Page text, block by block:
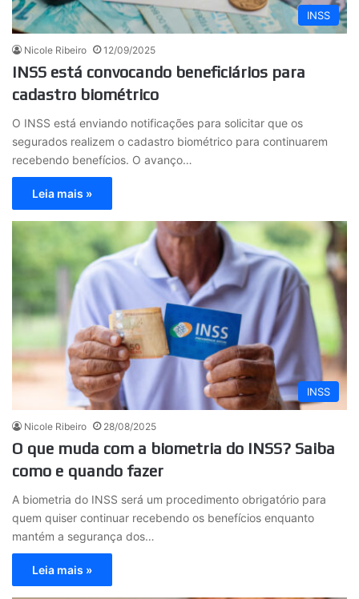
INSS
Nicole Ribeiro 12/09/2025
INSS está convocando beneficiários para
cadastro biométrico
O INSS está enviando notificações para solicitar que os
segurados realizem o cadastro biométrico para continuarem
recebendo benefícios. O avanço…
Leia mais »
INSS
Nicole Ribeiro 28/08/2025
O que muda com a biometria do INSS? Saiba
como e quando fazer
A biometria do INSS será um procedimento obrigatório para
quem quiser continuar recebendo os benefícios enquanto
mantém a segurança dos…
Leia mais »